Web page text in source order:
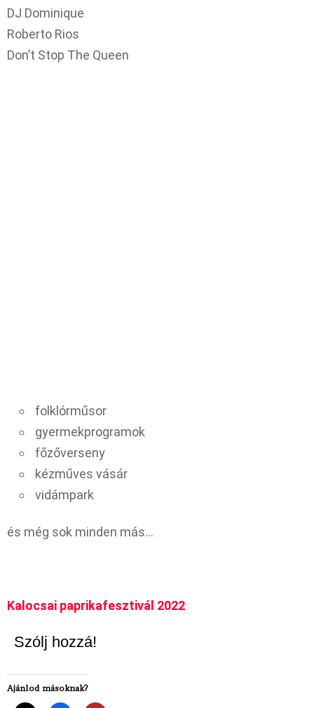
DJ Dominique
Roberto Rios
Don’t Stop The Queen
folklórműsor
gyermekprogramok
főzőverseny
kézműves vásár
vidámpark
és még sok minden más…
Kalocsai paprikafesztivál 2022
Szólj hozzá!
Ajánlod másoknak?